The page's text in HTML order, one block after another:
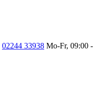
02244 33938 Mo-Fr, 09:00 -